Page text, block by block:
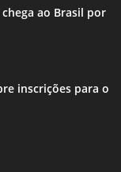
ao Brasil por
inscrições para o